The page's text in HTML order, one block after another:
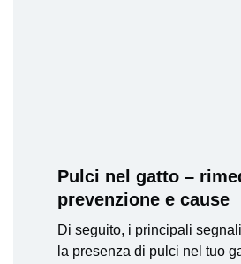
Pulci nel gatto –
prevenzione e cause
Di seguito, i principali
la presenza di pulci nel tuo